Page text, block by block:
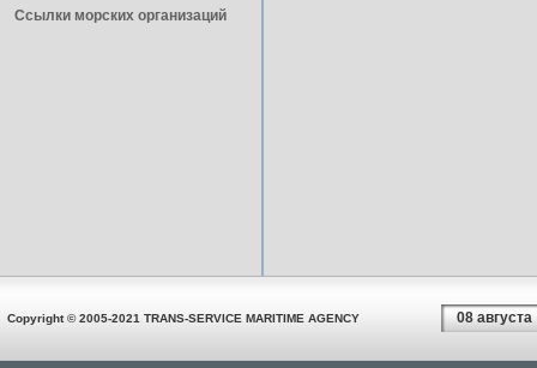
Ссылки морских организаций
Copyright © 2005-2021 TRANS-SERVICE MARITIME AGENCY 08 августа